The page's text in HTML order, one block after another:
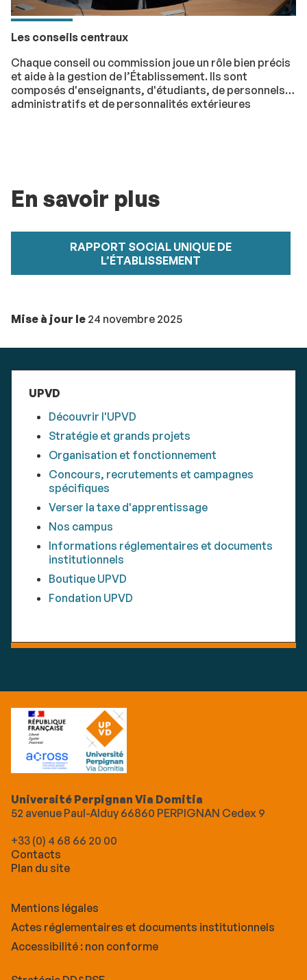
Les conseils centraux
Chaque conseil ou commission joue un rôle bien précis
et aide à la gestion de l’Établissement. Ils sont
composés d'enseignants, d'étudiants, de personnels
administratifs et de personnalités extérieures
En savoir plus
RAPPORT SOCIAL UNIQUE DE
L’ÉTABLISSEMENT
Mise à jour le 24 novembre 2025
UPVD
Découvrir l'UPVD
Stratégie et grands projets
Organisation et fonctionnement
Concours, recrutements et campagnes
spécifiques
Verser la taxe d'apprentissage
Nos campus
Informations réglementaires et documents
institutionnels
Boutique UPVD
Fondation UPVD
Université Perpignan Via Domitia
52 avenue Paul-Alduy 66860 PERPIGNAN Cedex 9
+33 (0) 4 68 66 20 00
Contacts
Plan du site
Mentions légales
Actes réglementaires et documents institutionnels
Accessibilité : non conforme